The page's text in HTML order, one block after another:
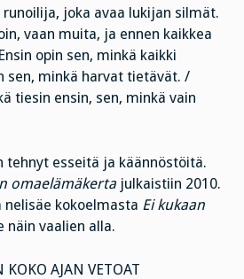
joka avaa lukijan silmät.
vaan muita, ja ennen kaikkea
opin sen, minkä kaikki
sen, minkä harvat tietävät. /
tiesin ensin, sen, minkä vain
tehnyt esseitä ja käännöstöitä.
omaelämäkerta julkaistiin 2010.
nelisäe kokoelmasta Ei kukaan
näin vaalien alla.
AJAN VETOAT